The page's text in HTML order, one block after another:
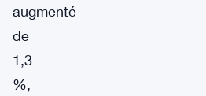
augmenté
de
1,3
%,